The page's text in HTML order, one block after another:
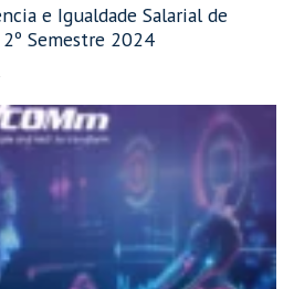
e Igualdade Salarial de
Semestre 2024